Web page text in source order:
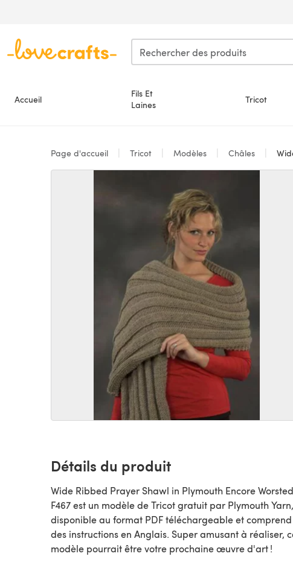
Accueil
Fils Et
Laines
Tricot
Page d'accueil Tricot Modèles Châles
Détails du produit
Wide Ribbed Prayer Shawl in Plymouth Encore
F467 est un modèle de Tricot gratuit par Plymouth Yarn,
disponible au format PDF téléchargeable et comprend
des instructions en Anglais. Super amusant à réaliser,
modèle pourrait être votre prochaine œuvre d'art !